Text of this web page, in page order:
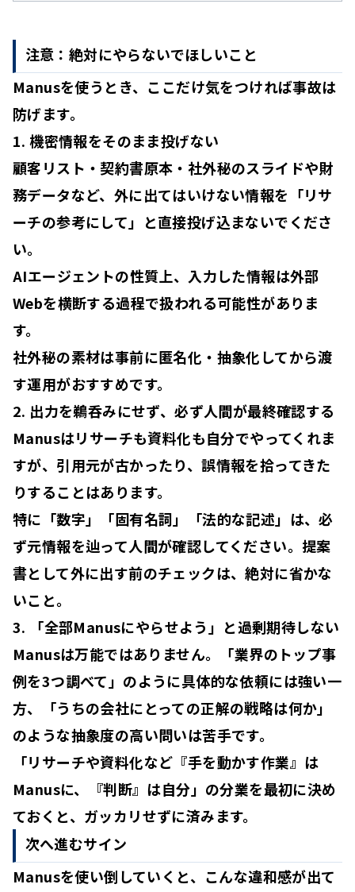
注意：絶対にやらないでほしいこと
Manusを使うとき、ここだけ気をつければ事故は
防げます。
1. 機密情報をそのまま投げない
顧客リスト・契約書原本・社外秘のスライドや財
務データなど、外に出てはいけない情報を「リサ
ーチの参考にして」と直接投げ込まないでくださ
い。
AIエージェントの性質上、入力した情報は外部
Webを横断する過程で扱われる可能性がありま
す。
社外秘の素材は事前に匿名化・抽象化してから渡
す運用がおすすめです。
2. 出力を鵜呑みにせず、必ず人間が最終確認する
Manusはリサーチも資料化も自分でやってくれま
すが、引用元が古かったり、誤情報を拾ってきた
りすることはあります。
特に「数字」「固有名詞」「法的な記述」は、必
ず元情報を辿って人間が確認してください。提案
書として外に出す前のチェックは、絶対に省かな
いこと。
3. 「全部Manusにやらせよう」と過剰期待しない
Manusは万能ではありません。「業界のトップ事
例を3つ調べて」のように具体的な依頼には強い一
方、「うちの会社にとっての正解の戦略は何か」
のような抽象度の高い問いは苦手です。
「リサーチや資料化など『手を動かす作業』は
Manusに、『判断』は自分」の分業を最初に決め
ておくと、ガッカリせずに済みます。
次へ進むサイン
Manusを使い倒していくと、こんな違和感が出て